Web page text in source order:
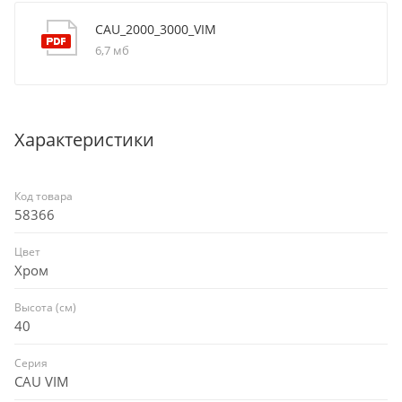
CAU_2000_3000_VIM
6,7 мб
Характеристики
Код товара
58366
Цвет
Хром
Высота (см)
40
Серия
CAU VIM